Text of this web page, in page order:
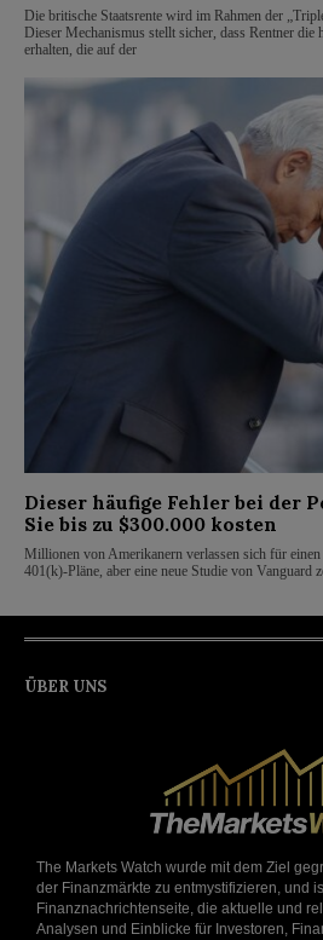
Die britische Staatsrente wird im Rahmen der
Dieser Mechanismus stellt sicher, dass Rentner die
erhalten, die auf der
Dieser häufige Fehler bei der
Sie bis zu $300.000 kosten
Millionen von Amerikanern verlassen sich für
401(k)-Pläne, aber eine neue Studie von Vanguard
ÜBER UNS
The Markets Watch wurde mit dem Ziel
der Finanzmärkte zu entmystifizieren, und
Finanznachrichtenseite, die aktuelle und
Analysen und Einblicke für Investoren,